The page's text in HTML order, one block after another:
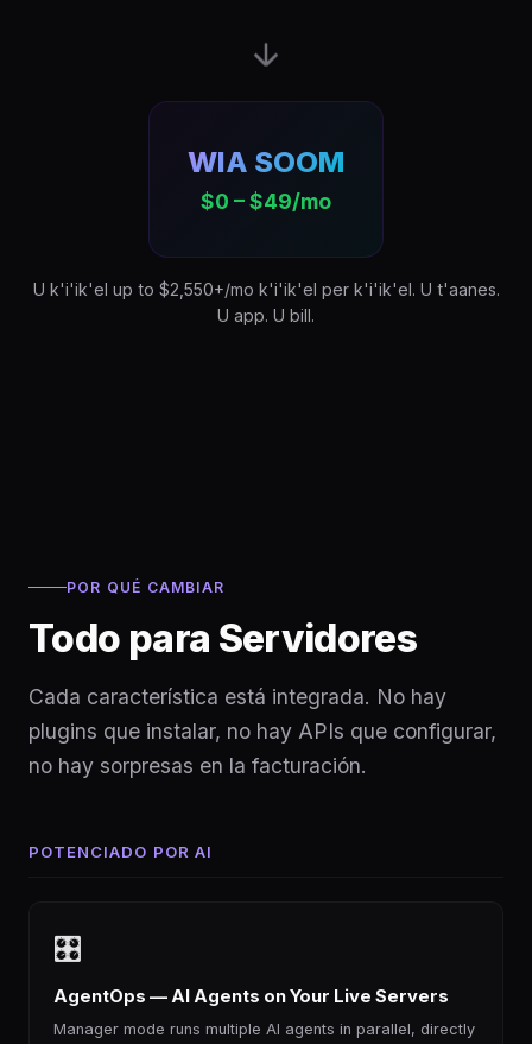
WIA SOOM
$0 – $49/mo
U k'i'ik'el up to $2,550+/mo k'i'ik'el per k'i'ik'el. U t'aanes.
U app. U bill.
POR QUÉ CAMBIAR
Todo para Servidores
Cada característica está integrada. No hay
plugins que instalar, no hay APIs que configurar,
no hay sorpresas en la facturación.
POTENCIADO POR AI
🎛
AgentOps — AI Agents on Your Live Servers
Manager mode runs multiple AI agents in parallel, directly